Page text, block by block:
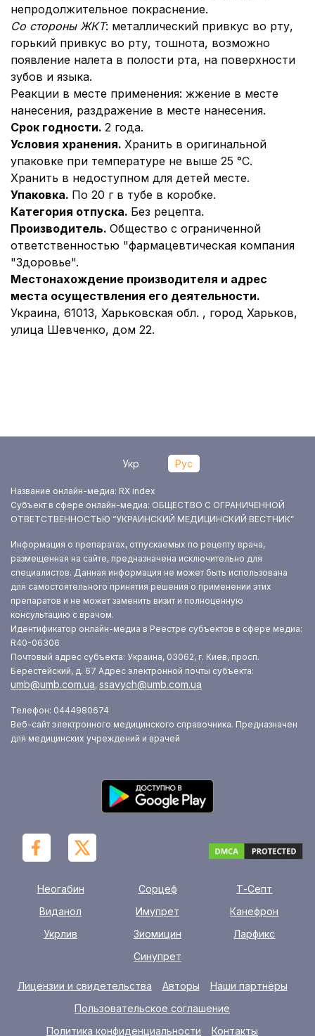
непродолжительное покраснение.
Со стороны ЖКТ: металлический привкус во рту,
горький привкус во рту, тошнота, возможно
появление налета в полости рта, на поверхности
зубов и языка.
Реакции в месте применения: жжение в месте
нанесения, раздражение в месте нанесения.
Срок годности. 2 года.
Условия хранения. Хранить в оригинальной
упаковке при температуре не выше 25 °С.
Хранить в недоступном для детей месте.
Упаковка. По 20 г в тубе в коробке.
Категория отпуска. Без рецепта.
Производитель. Общество с ограниченной
ответственностью "фармацевтическая компания
"Здоровье".
Местонахождение производителя и адрес
места осуществления его деятельности.
Украина, 61013, Харьковская обл. , город Харьков,
улица Шевченко, дом 22.
Укр Рус
Название онлайн-медиа: RX index
Субъект в сфере онлайн-медиа: ОБЩЕСТВО С ОГРАНИЧЕННОЙ
ОТВЕТСТВЕННОСТЬЮ “УКРАИНСКИЙ МЕДИЦИНСКИЙ ВЕСТНИК”
Информация о препаратах, отпускаемых по рецепту врача,
размещенная на сайте, предназначена исключительно для
специалистов. Данная информация не может быть использована
для самостоятельного принятия решения о применении этих
препаратов и не может заменить визит и полноценную
консультацию с врачом.
Идентификатор онлайн-медиа в Реестре субъектов в сфере медиа:
R40-06306
Почтовый адрес субъекта: Украина, 03062, г. Киев, просп.
Берестейский, д. 67 Адрес электронной почты субъекта:
umb@umb.com.ua, ssavych@umb.com.ua
Телефон: 0444980674
Веб-сайт электронного медицинского справочника. Предназначен
для медицинских учреждений и врачей
Неогабин Сорцеф
Т-Септ
Виданол
Имупрет
Канефрон
Укрлив
Зиомицин
Ларфикс
Синупрет
Лицензии и свидетельства Авторы
Наши партнёры
Пользовательское соглашение
Политика конфиденциальности
Контакты